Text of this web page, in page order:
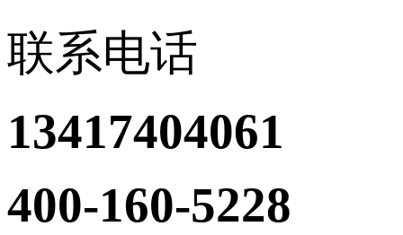
联系电话
13417404061
400-160-5228